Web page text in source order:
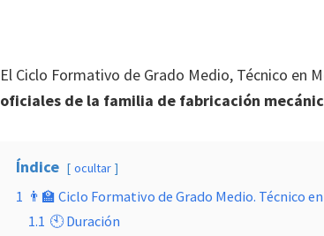
El Ciclo Formativo de Grado Medio, Técnico en
oficiales de la familia de fabricación
Índice ocultar
1 👨‍🏫​ Ciclo Formativo de Grado Medio. Técnico
1.1 🕙 Duración